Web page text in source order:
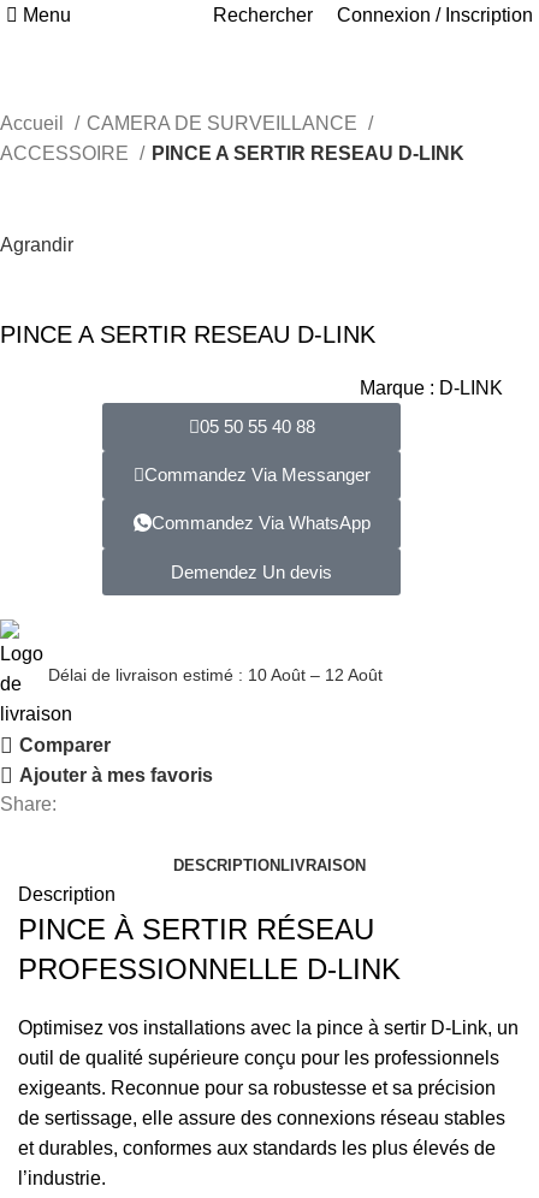
Menu Rechercher Connexion / Inscription
Accueil
CAMERA DE SURVEILLANCE
ACCESSOIRE
PINCE A SERTIR RESEAU D-LINK
Agrandir
PINCE A SERTIR RESEAU D-LINK
Marque : D-LINK
05 50 55 40 88
Commandez Via Messanger
Commandez Via WhatsApp
Demendez Un devis
Délai de livraison estimé : 10 Août – 12 Août
Comparer
Ajouter à mes favoris
Share:
DESCRIPTION LIVRAISON
Description
PINCE À SERTIR RÉSEAU
PROFESSIONNELLE D-LINK
Optimisez vos installations avec la pince à sertir D-Link, un
outil de qualité supérieure conçu pour les professionnels
exigeants. Reconnue pour sa robustesse et sa précision
de sertissage, elle assure des connexions réseau stables
et durables, conformes aux standards les plus élevés de
l’industrie.